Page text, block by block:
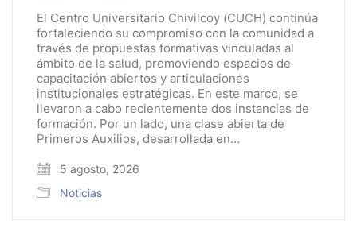
El Centro Universitario Chivilcoy (CUCH) continúa
fortaleciendo su compromiso con la comunidad a
través de propuestas formativas vinculadas al
ámbito de la salud, promoviendo espacios de
capacitación abiertos y articulaciones
institucionales estratégicas. En este marco, se
llevaron a cabo recientemente dos instancias de
formación. Por un lado, una clase abierta de
Primeros Auxilios, desarrollada en…
5 agosto, 2026
Noticias